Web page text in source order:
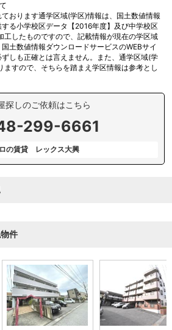
おります通学区域(学区)情報は、国土数値情報
る小学校区データ【2016年度】及び中学校区
工したものですので、記載情報が現在の学区域
土数値情報ダウンロードサービスのWEBサイ
しも正確とは言えません。また、通学区域(学
ますので、そちらを踏まえ学区情報は参考とし
探しのご依頼はこちら
299-6661
の賃貸 レックス大興
件